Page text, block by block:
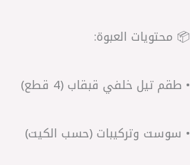
📦 محتويات العبوة:
• طقم تيل خلفي قبقاب (4 قطع)
• سوست وتركيبات (حسب الكيت)